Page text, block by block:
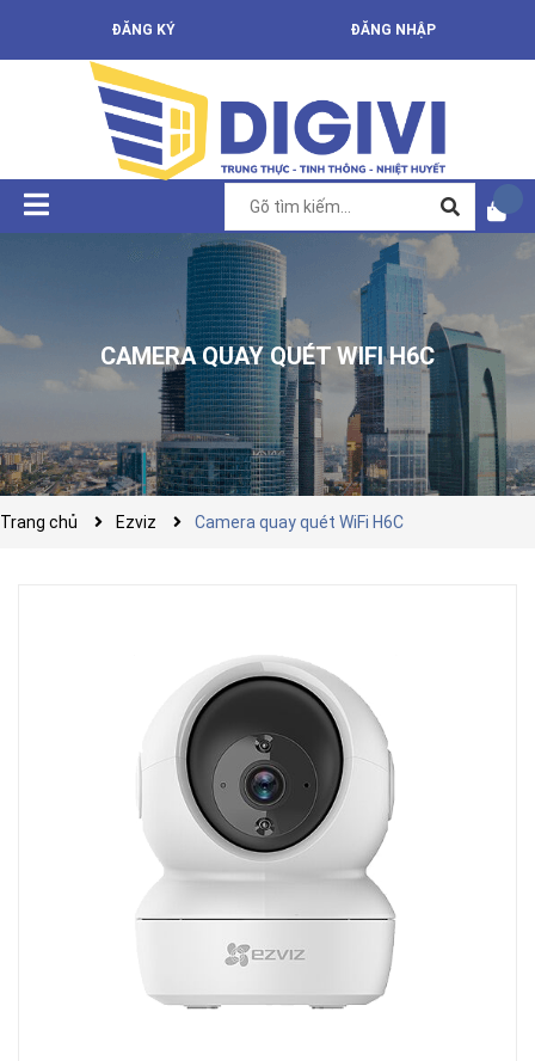
ĐĂNG KÝ ĐĂNG NHẬP
CAMERA QUAY QUÉT WIFI H6C
Trang chủ Ezviz Camera quay quét WiFi H6C